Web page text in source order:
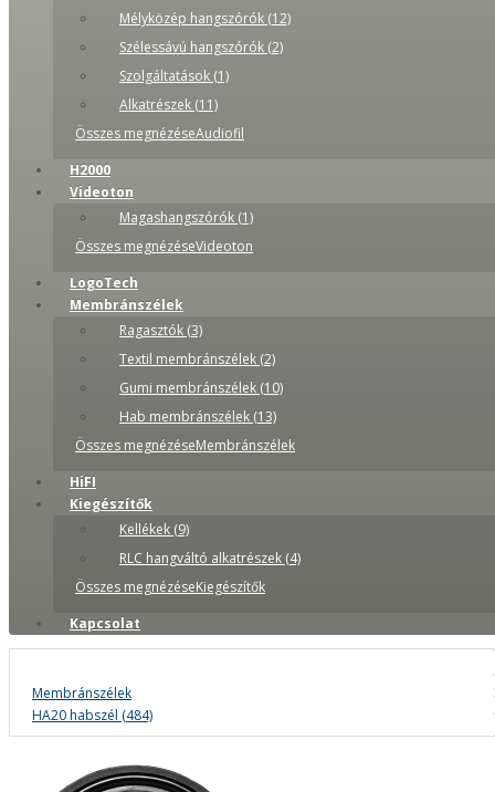
Mélyközép hangszórók (12)
Szélessávú hangszórók (2)
Szolgáltatások (1)
Alkatrészek (11)
Összes megnézéseAudiofil
H2000
Videoton
Magashangszórók (1)
Összes megnézéseVideoton
LogoTech
Membránszélek
Ragasztók (3)
Textil membránszélek (2)
Gumi membránszélek (10)
Hab membránszélek (13)
Összes megnézéseMembránszélek
HiFI
Kiegészítők
Kellékek (9)
RLC hangváltó alkatrészek (4)
Összes megnézéseKiegészítők
Kapcsolat
Membránszélek
HA20 habszél (484)